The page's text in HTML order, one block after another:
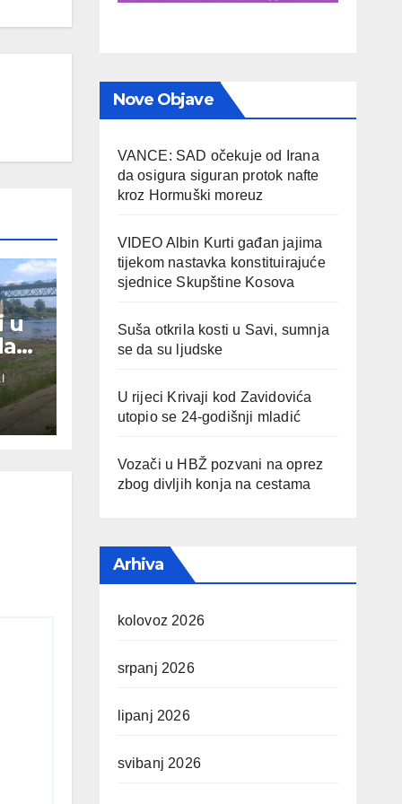
u
Nove Objave
VANCE: SAD očekuje od Irana
da osigura siguran protok nafte
kroz Hormuški moreuz
VIDEO Albin Kurti gađan jajima
tijekom nastavka konstituirajuće
sjednice Skupštine Kosova
Suša otkrila kosti u Savi, sumnja
se da su ljudske
U rijeci Krivaji kod Zavidovića
utopio se 24-godišnji mladić
Vozači u HBŽ pozvani na oprez
zbog divljih konja na cestama
Arhiva
kolovoz 2026
srpanj 2026
lipanj 2026
svibanj 2026